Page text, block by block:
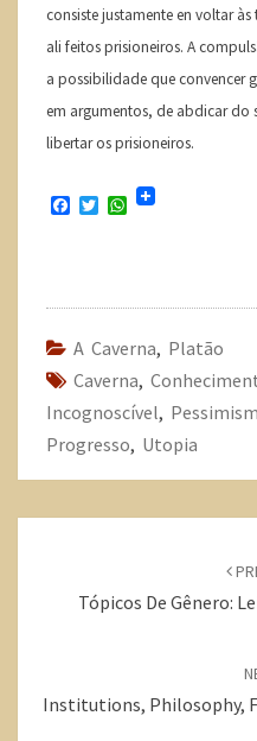
consiste justamente en voltar às
ali feitos prisioneiros. A
a possibilidade que convencer
em argumentos, de abdicar do
libertar os prisioneiros.
k
T
W
A Caverna, Platão
Caverna,
Incognoscível,
Progresso, Utopia
Tópicos De Gênero:
Institutions, Philosophy,